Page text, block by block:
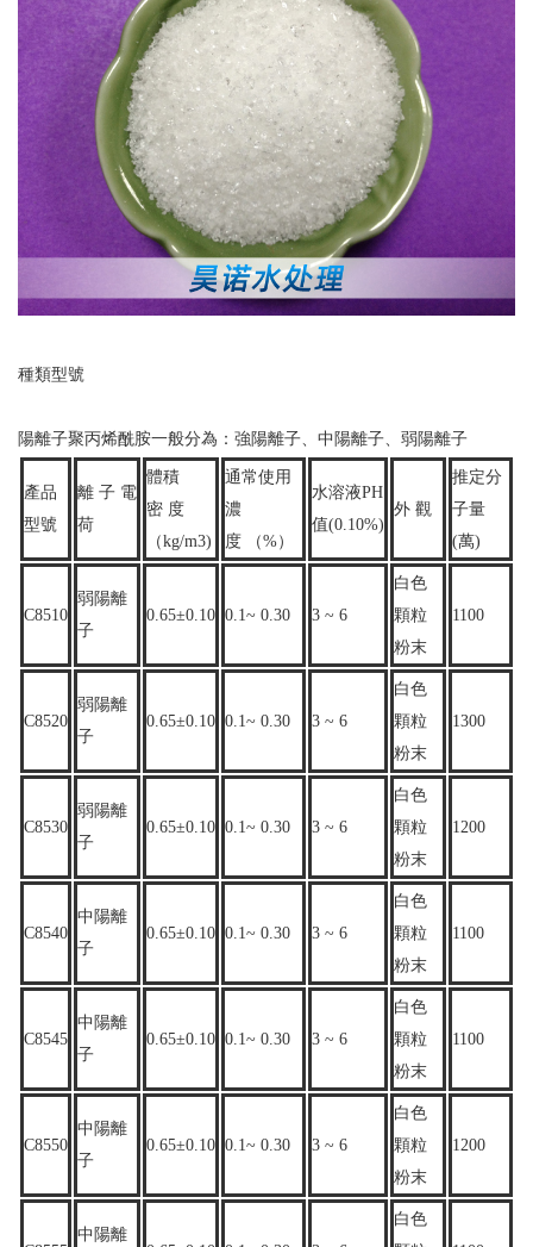
種類型號
陽離子聚丙烯酰胺一般分為：強陽離子、中陽離子、弱陽離子
產品
型號
離 子 電
荷
體積
密 度
（kg/m3)
通常使用
濃
度 （%）
水溶液PH
值(0.10%)
外 觀
推定分
子量
(萬)
C8510
弱陽離
子
0.65±0.10 0.1~ 0.30 3 ~ 6
白色
顆粒
粉末
1100
C8520
弱陽離
子
0.65±0.10 0.1~ 0.30 3 ~ 6
白色
顆粒
粉末
1300
C8530
弱陽離
子
0.65±0.10 0.1~ 0.30 3 ~ 6
白色
顆粒
粉末
1200
C8540
中陽離
子
0.65±0.10 0.1~ 0.30 3 ~ 6
白色
顆粒
粉末
1100
C8545
中陽離
子
0.65±0.10 0.1~ 0.30 3 ~ 6
白色
顆粒
粉末
1100
C8550
中陽離
子
0.65±0.10 0.1~ 0.30 3 ~ 6
白色
顆粒
粉末
1200
中陽離
白色